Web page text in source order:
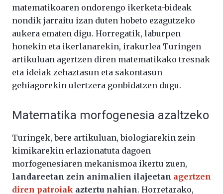
matematikoaren ondorengo ikerketa-bideak
nondik jarraitu izan duten hobeto ezagutzeko
aukera ematen digu. Horregatik, laburpen
honekin eta ikerlanarekin, irakurlea Turingen
artikuluan agertzen diren matematikako tresnak
eta ideiak zehaztasun eta sakontasun
gehiagorekin ulertzera gonbidatzen dugu.
Matematika morfogenesia azaltzeko
Turingek, bere artikuluan, biologiarekin zein
kimikarekin erlazionatuta dagoen
morfogenesiaren mekanismoa ikertu zuen,
landareetan zein animalien ilajeetan agertzen
diren patroiak aztertu nahian. Horretarako,